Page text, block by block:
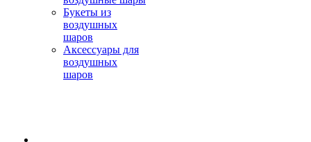
Букеты из
воздушных
шаров
Аксессуары для
воздушных
шаров